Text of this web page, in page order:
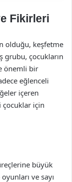
Fikirleri
olduğu, keşfetme
grubu, çocukların
önemli bir
eğlenceli
içeren
çocuklar için
büyük
ve sayı